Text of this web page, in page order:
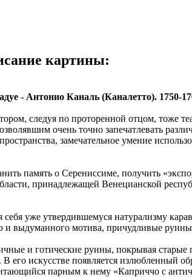
картины:
- Антонио Каналь (Каналетто). 1750-
следуя по проторенной отцом, тоже
очень точно запечатлевать
замечательное умение
память о Серениссиме, получить
принадлежащей Венецианской
уже утвердившемуся натурализму
выдуманного мотива, причудливые
и готические руины, покрывая
искусстве появляется излюбленный
парным к нему «Каприччо с